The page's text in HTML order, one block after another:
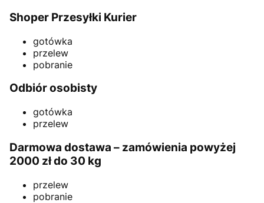
Shoper Przesyłki Kurier
gotówka
przelew
pobranie
Odbiór osobisty
gotówka
przelew
Darmowa dostawa – zamówienia powyżej
2000 zł do 30 kg
przelew
pobranie